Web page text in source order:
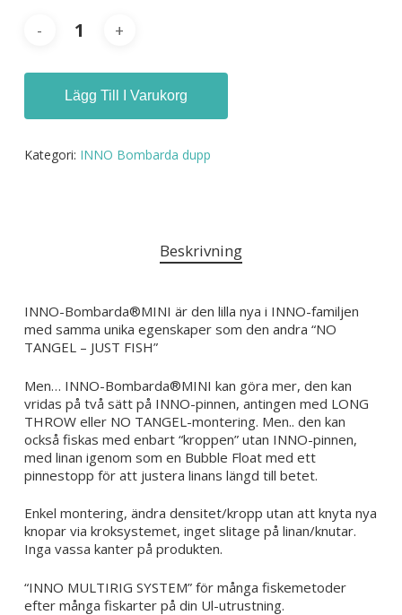
Lägg Till I Varukorg
Kategori: INNO Bombarda dupp
Beskrivning
INNO-Bombarda®MINI är den lilla nya i INNO-familjen
med samma unika egenskaper som den andra “NO
TANGEL – JUST FISH”
Men… INNO-Bombarda®MINI kan göra mer, den kan
vridas på två sätt på INNO-pinnen, antingen med LONG
THROW eller NO TANGEL-montering. Men.. den kan
också fiskas med enbart “kroppen” utan INNO-pinnen,
med linan igenom som en Bubble Float med ett
pinnestopp för att justera linans längd till betet.
Enkel montering, ändra densitet/kropp utan att knyta nya
knopar via kroksystemet, inget slitage på linan/knutar.
Inga vassa kanter på produkten.
“INNO MULTIRIG SYSTEM” för många fiskemetoder
efter många fiskarter på din Ul-utrustning.